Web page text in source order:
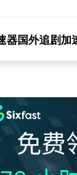
器国外追剧加